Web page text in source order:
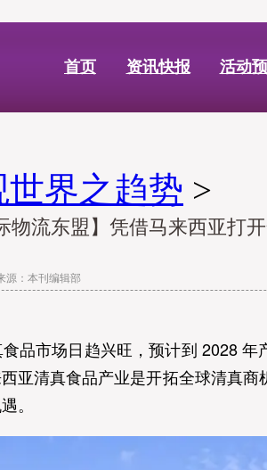
首页 资讯快报 活动
世界之趋势 >
物流东盟】凭借马来西亚打
：本刊编辑部
品市场日趋兴旺，预计到 2028 年
亚清真食品产业是开拓全球清真商
。